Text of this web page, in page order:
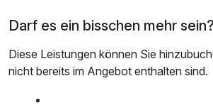
Darf es ein bisschen mehr sein?
Diese Leistungen können Sie
nicht bereits im Angebot enthalten sind.